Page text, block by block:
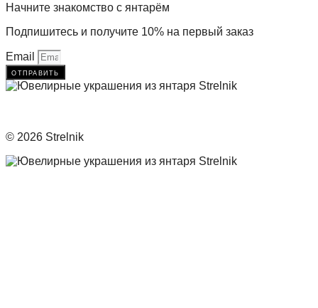
Начните знакомство с янтарём
Подпишитесь и получите 10% на первый заказ
Email
отправить
© 2026 Strelnik